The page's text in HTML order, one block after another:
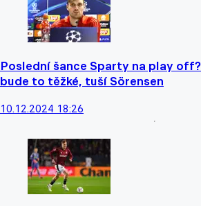
Poslední šance Sparty na play
bude to těžké, tuší Sörensen
10.12.2024 18:26